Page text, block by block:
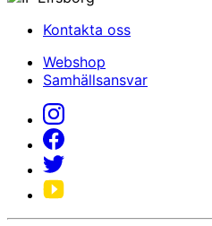
Kontakta oss
Webshop
Samhällsansvar